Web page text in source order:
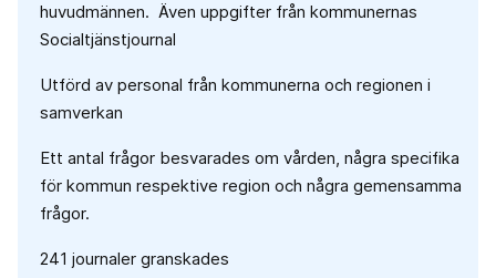
huvudmännen. Även uppgifter från kommunernas
Socialtjänstjournal
Utförd av personal från kommunerna och regionen i
samverkan
Ett antal frågor besvarades om vården, några specifika
för kommun respektive region och några gemensamma
frågor.
241 journaler granskades